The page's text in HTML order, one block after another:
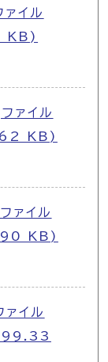
イル
KB)
ァイル
KB)
ァイル
KB)
イル